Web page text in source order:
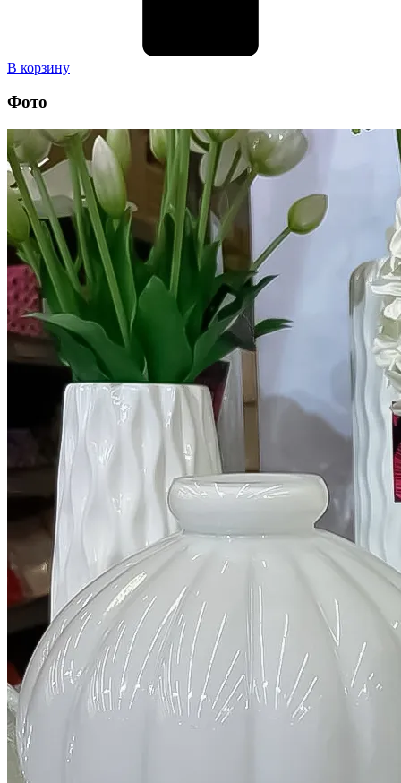
В корзину
Фото